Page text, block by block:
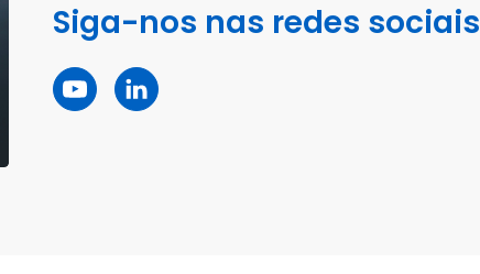
Siga-nos nas redes sociais